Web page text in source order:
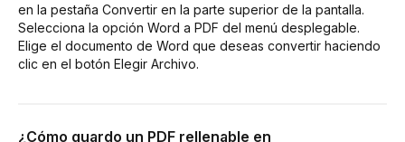
en la pestaña Convertir en la parte superior de la pantalla.
Selecciona la opción Word a PDF del menú desplegable.
Elige el documento de Word que deseas convertir haciendo
clic en el botón Elegir Archivo.
¿Cómo guardo un PDF rellenable en